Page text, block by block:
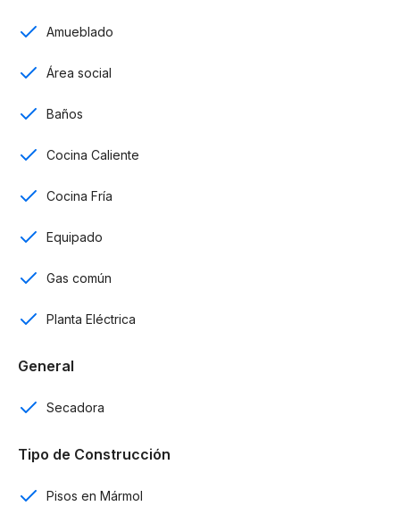
Habitación secundaria con baño y vestidor.
Habitación de servicio con baño.
Acceso independiente por ambos niveles.
Apartamentos Tipo
Balcón.
Sala a doble altura.
Amueblado
Área social
Baños
Cocina Caliente
Cocina Fría
Equipado
Gas común
Planta Eléctrica
General
Secadora
Tipo de Construcción
Pisos en Mármol